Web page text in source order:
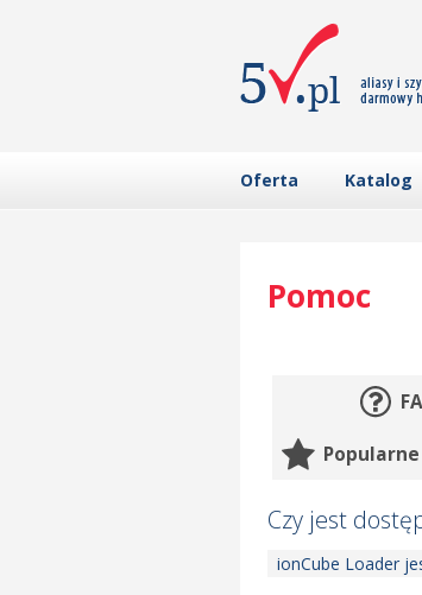
Oferta Katalog
Pomoc
Czy jest
ionCube Loader